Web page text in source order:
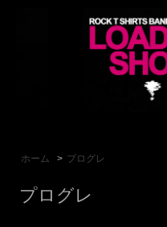
ホーム > プログレ
プログレ